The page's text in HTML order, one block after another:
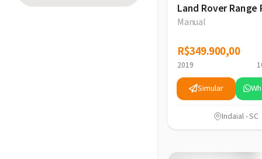
Land Rover Range
Manual
R$349.900,00
R$349.900,00
2019
Simular
Indaial - SC